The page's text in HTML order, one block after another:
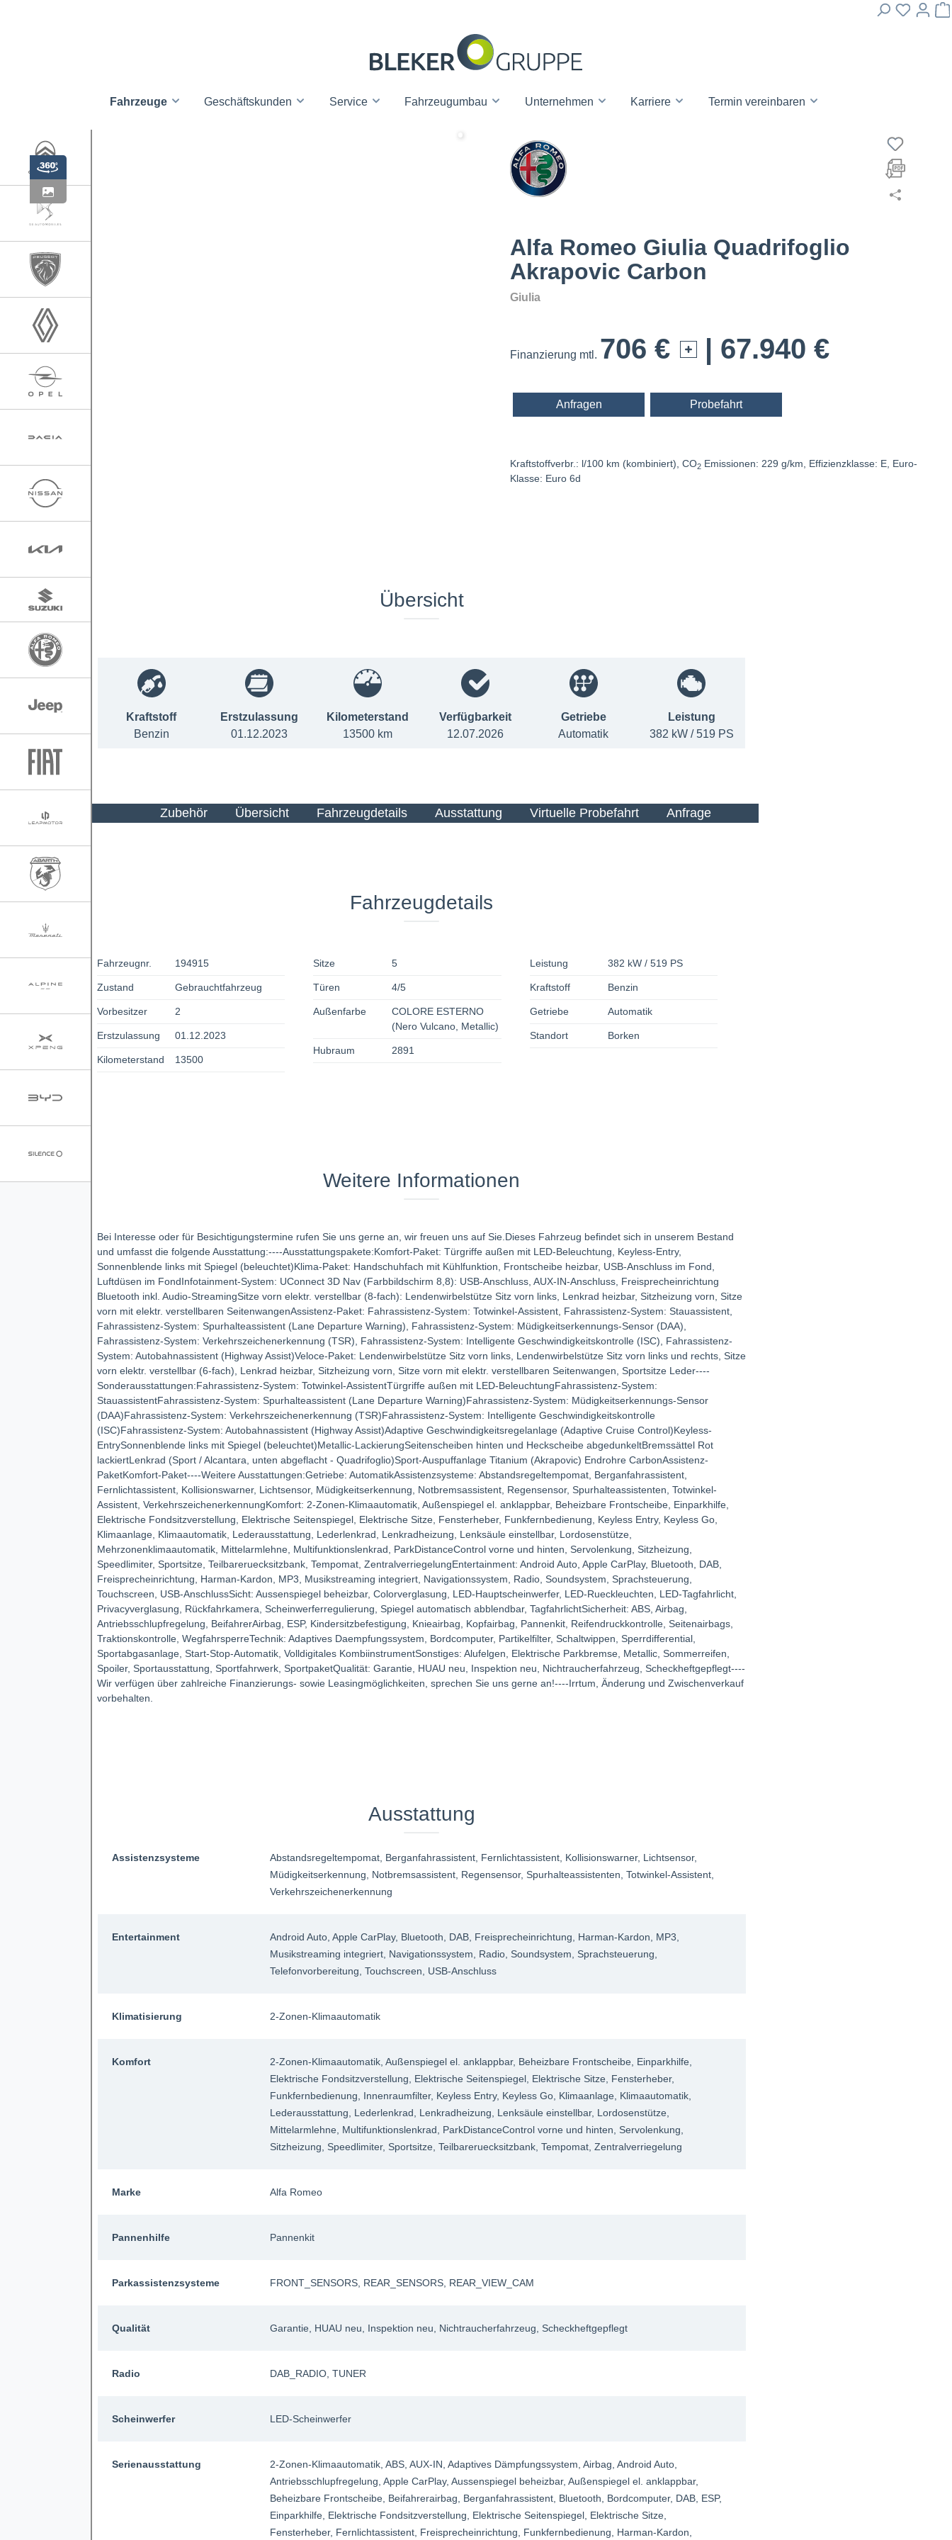
Fahrzeuge Geschäftskunden Service Fahrzeugumbau Unternehmen Karriere Termin vereinbaren
Alfa Romeo Giulia Quadrifoglio
Akrapovic Carbon
Giulia
Finanzierung mtl. 706 € | 67.940 €
Anfragen Probefahrt
Kraftstoffverbr.: l/100 km (kombiniert), CO2 Emissionen: 229 g/km, Effizienzklasse: E, Euro-
Klasse: Euro 6d
Übersicht
Kraftstoff
Benzin
Erstzulassung
01.12.2023
Kilometerstand
13500 km
Verfügbarkeit
12.07.2026
Getriebe
Automatik
Leistung
382 kW / 519 PS
Zubehör Übersicht Fahrzeugdetails Ausstattung Virtuelle Probefahrt Anfrage
Fahrzeugdetails
Fahrzeugnr. 194915
Zustand Gebrauchtfahrzeug
Vorbesitzer 2
Erstzulassung 01.12.2023
Kilometerstand 13500
Sitze 5
Türen 4/5
Außenfarbe
COLORE ESTERNO
(Nero Vulcano, Metallic)
Hubraum 2891
Leistung 382 kW / 519 PS
Kraftstoff Benzin
Getriebe Automatik
Standort Borken
Weitere Informationen
Bei Interesse oder für Besichtigungstermine rufen Sie uns gerne an, wir freuen uns auf Sie.Dieses Fahrzeug befindet sich in unserem Bestand
und umfasst die folgende Ausstattung:----Ausstattungspakete:Komfort-Paket: Türgriffe außen mit LED-Beleuchtung, Keyless-Entry,
Sonnenblende links mit Spiegel (beleuchtet)Klima-Paket: Handschuhfach mit Kühlfunktion, Frontscheibe heizbar, USB-Anschluss im Fond,
Luftdüsen im FondInfotainment-System: UConnect 3D Nav (Farbbildschirm 8,8): USB-Anschluss, AUX-IN-Anschluss, Freisprecheinrichtung
Bluetooth inkl. Audio-StreamingSitze vorn elektr. verstellbar (8-fach): Lendenwirbelstütze Sitz vorn links, Lenkrad heizbar, Sitzheizung vorn, Sitze
vorn mit elektr. verstellbaren SeitenwangenAssistenz-Paket: Fahrassistenz-System: Totwinkel-Assistent, Fahrassistenz-System: Stauassistent,
Fahrassistenz-System: Spurhalteassistent (Lane Departure Warning), Fahrassistenz-System: Müdigkeitserkennungs-Sensor (DAA),
Fahrassistenz-System: Verkehrszeichenerkennung (TSR), Fahrassistenz-System: Intelligente Geschwindigkeitskontrolle (ISC), Fahrassistenz-
System: Autobahnassistent (Highway Assist)Veloce-Paket: Lendenwirbelstütze Sitz vorn links, Lendenwirbelstütze Sitz vorn links und rechts, Sitze
vorn elektr. verstellbar (6-fach), Lenkrad heizbar, Sitzheizung vorn, Sitze vorn mit elektr. verstellbaren Seitenwangen, Sportsitze Leder----
Sonderausstattungen:Fahrassistenz-System: Totwinkel-AssistentTürgriffe außen mit LED-BeleuchtungFahrassistenz-System:
StauassistentFahrassistenz-System: Spurhalteassistent (Lane Departure Warning)Fahrassistenz-System: Müdigkeitserkennungs-Sensor
(DAA)Fahrassistenz-System: Verkehrszeichenerkennung (TSR)Fahrassistenz-System: Intelligente Geschwindigkeitskontrolle
(ISC)Fahrassistenz-System: Autobahnassistent (Highway Assist)Adaptive Geschwindigkeitsregelanlage (Adaptive Cruise Control)Keyless-
EntrySonnenblende links mit Spiegel (beleuchtet)Metallic-LackierungSeitenscheiben hinten und Heckscheibe abgedunkeltBremssättel Rot
lackiertLenkrad (Sport / Alcantara, unten abgeflacht - Quadrifoglio)Sport-Auspuffanlage Titanium (Akrapovic) Endrohre CarbonAssistenz-
PaketKomfort-Paket----Weitere Ausstattungen:Getriebe: AutomatikAssistenzsysteme: Abstandsregeltempomat, Berganfahrassistent,
Fernlichtassistent, Kollisionswarner, Lichtsensor, Müdigkeitserkennung, Notbremsassistent, Regensensor, Spurhalteassistenten, Totwinkel-
Assistent, VerkehrszeichenerkennungKomfort: 2-Zonen-Klimaautomatik, Außenspiegel el. anklappbar, Beheizbare Frontscheibe, Einparkhilfe,
Elektrische Fondsitzverstellung, Elektrische Seitenspiegel, Elektrische Sitze, Fensterheber, Funkfernbedienung, Keyless Entry, Keyless Go,
Klimaanlage, Klimaautomatik, Lederausstattung, Lederlenkrad, Lenkradheizung, Lenksäule einstellbar, Lordosenstütze,
Mehrzonenklimaautomatik, Mittelarmlehne, Multifunktionslenkrad, ParkDistanceControl vorne und hinten, Servolenkung, Sitzheizung,
Speedlimiter, Sportsitze, Teilbareruecksitzbank, Tempomat, ZentralverriegelungEntertainment: Android Auto, Apple CarPlay, Bluetooth, DAB,
Freisprecheinrichtung, Harman-Kardon, MP3, Musikstreaming integriert, Navigationssystem, Radio, Soundsystem, Sprachsteuerung,
Touchscreen, USB-AnschlussSicht: Aussenspiegel beheizbar, Colorverglasung, LED-Hauptscheinwerfer, LED-Rueckleuchten, LED-Tagfahrlicht,
Privacyverglasung, Rückfahrkamera, Scheinwerferregulierung, Spiegel automatisch abblendbar, TagfahrlichtSicherheit: ABS, Airbag,
Antriebsschlupfregelung, BeifahrerAirbag, ESP, Kindersitzbefestigung, Knieairbag, Kopfairbag, Pannenkit, Reifendruckkontrolle, Seitenairbags,
Traktionskontrolle, WegfahrsperreTechnik: Adaptives Daempfungssystem, Bordcomputer, Partikelfilter, Schaltwippen, Sperrdifferential,
Sportabgasanlage, Start-Stop-Automatik, Volldigitales KombiinstrumentSonstiges: Alufelgen, Elektrische Parkbremse, Metallic, Sommerreifen,
Spoiler, Sportausstattung, Sportfahrwerk, SportpaketQualität: Garantie, HUAU neu, Inspektion neu, Nichtraucherfahrzeug, Scheckheftgepflegt----
Wir verfügen über zahlreiche Finanzierungs- sowie Leasingmöglichkeiten, sprechen Sie uns gerne an!----Irrtum, Änderung und Zwischenverkauf
vorbehalten.
Ausstattung
Assistenzsysteme Abstandsregeltempomat , Berganfahrassistent , Fernlichtassistent , Kollisionswarner, Lichtsensor,
Müdigkeitserkennung , Notbremsassistent , Regensensor, Spurhalteassistenten , Totwinkel-Assistent
Verkehrszeichenerkennung
Entertainment Android Auto , Apple CarPlay, Bluetooth , DAB , Freisprecheinrichtung , Harman-Kardon , MP3
Musikstreaming integriert , Navigationssystem , Radio , Soundsystem , Sprachsteuerung
Telefonvorbereitung , Touchscreen , USB-Anschluss
Klimatisierung 2-Zonen-Klimaautomatik
Komfort 2-Zonen-Klimaautomatik , Außenspiegel el. anklappbar, Beheizbare Frontscheibe , Einparkhilfe
Elektrische Fondsitzverstellung , Elektrische Seitenspiegel , Elektrische Sitze , Fensterheber,
Funkfernbedienung , Innenraumfilter, Keyless Entry, Keyless Go , Klimaanlage , Klimaautomatik
Lederausstattung , Lederlenkrad , Lenkradheizung , Lenksäule einstellbar, Lordosenstütze
Mittelarmlehne , Multifunktionslenkrad , ParkDistanceControl vorne und hinten , Servolenkung
Sitzheizung , Speedlimiter, Sportsitze , Teilbareruecksitzbank , Tempomat , Zentralverriegelung
Marke Alfa Romeo
Pannenhilfe Pannenkit
Parkassistenzsysteme FRONT_SENSORS , REAR_SENSORS , REAR_VIEW_CAM
Qualität Garantie , HUAU neu , Inspektion neu , Nichtraucherfahrzeug , Scheckheftgepflegt
Radio DAB_RADIO , TUNER
Scheinwerfer LED-Scheinwerfer
Serienausstattung 2-Zonen-Klimaautomatik , ABS , AUX-IN , Adaptives Dämpfungssystem , Airbag , Android Auto
Antriebsschlupfregelung , Apple CarPlay, Aussenspiegel beheizbar, Außenspiegel el. anklappbar,
Beheizbare Frontscheibe , Beifahrerairbag , Berganfahrassistent , Bluetooth , Bordcomputer, DAB , ESP,
Einparkhilfe , Elektrische Fondsitzverstellung , Elektrische Seitenspiegel , Elektrische Sitze
Fensterheber, Fernlichtassistent , Freisprecheinrichtung , Funkfernbedienung , Harman-Kardon